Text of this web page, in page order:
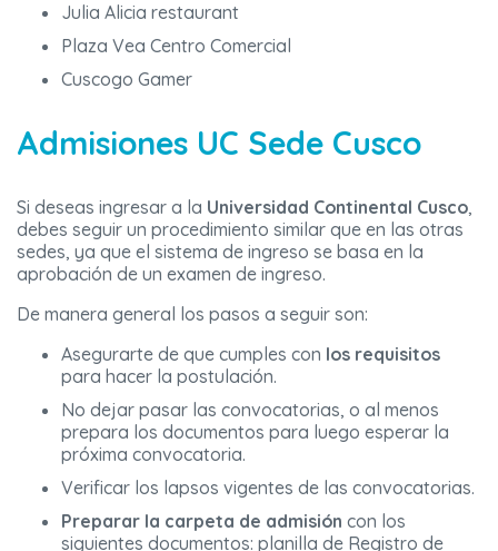
Julia Alicia restaurant
Plaza Vea Centro Comercial
Cuscogo Gamer
Admisiones UC Sede Cusco
Si deseas ingresar a la Universidad Continental Cusco,
debes seguir un procedimiento similar que en las otras
sedes, ya que el sistema de ingreso se basa en la
aprobación de un examen de ingreso.
De manera general los pasos a seguir son:
Asegurarte de que cumples con los requisitos
para hacer la postulación.
No dejar pasar las convocatorias, o al menos
prepara los documentos para luego esperar la
próxima convocatoria.
Verificar los lapsos vigentes de las convocatorias.
Preparar la carpeta de admisión con los
siguientes documentos: planilla de Registro de